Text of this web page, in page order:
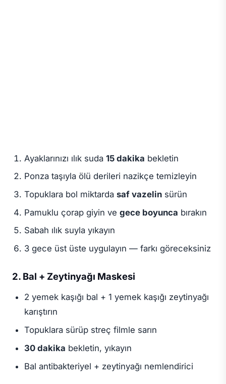
Ayaklarınızı ılık suda 15 dakika bekletin
Ponza taşıyla ölü derileri nazikçe temizleyin
Topuklara bol miktarda saf vazelinsürün
Pamuklu çorap giyin ve gece boyunca bırakın
Sabah ılık suyla yıkayın
3 gece üst üste uygulayın — farkı göreceksiniz
2. Bal + Zeytinyağı Maskesi
2 yemek kaşığı bal + 1 yemek kaşığı zeytinyağı
karıştırın
Topuklara sürüp streç filmle sarın
30 dakika bekletin, yıkayın
Bal antibakteriyel + zeytinyağı nemlendirici